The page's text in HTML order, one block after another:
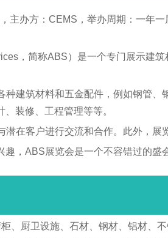
主办方：CEMS，举办周期：一年
，简称ABS）是一个专门展示建
建筑材料和五金配件，例如钢管
装修、工程管理等等。
在客户进行交流和合作。此外，
，ABS展览会是一个不容错过的
、厨卫设施、石材、钢材、铝材、